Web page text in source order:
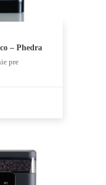
– Phedra
pre